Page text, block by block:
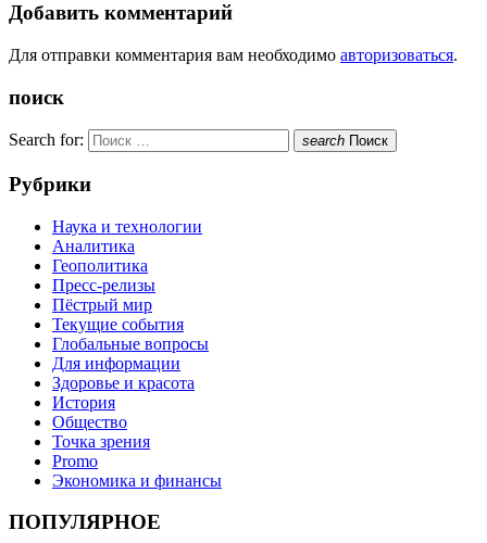
Добавить комментарий
Для отправки комментария вам необходимо авторизоваться.
поиск
Search for: search Поиск
Рубрики
Наука и технологии
Аналитика
Геополитика
Пресс-релизы
Пёстрый мир
Текущие события
Глобальные вопросы
Для информации
Здоровье и красота
История
Общество
Точка зрения
Promo
Экономика и финансы
ПОПУЛЯРНОЕ